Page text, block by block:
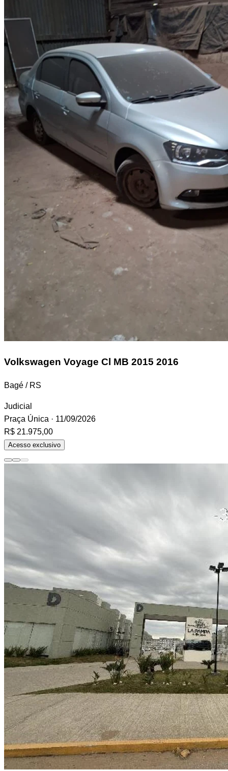
Volkswagen Voyage Cl MB 2015 2016
Bagé / RS
Judicial
Praça Única · 11/09/2026
R$ 21.975,00
Acesso exclusivo